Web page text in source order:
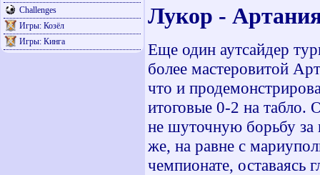
Challenges
Игры: Козёл
Игры: Кинга
Лукор -
Еще один аутсайдер
более мастеровитой
что и
итоговые 0-2 на табло.
не шуточную борьбу за
же, на равне с
чемпионате, оставаясь